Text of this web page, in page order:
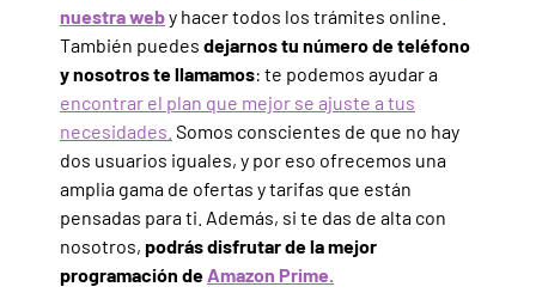
nuestra weby hacer todos los trámites online.
También puedes dejarnos tu número de teléfono
y nosotros te llamamos: te podemos ayudar a
encontrar el plan que mejor se ajuste a tus
necesidades. Somos conscientes de que no hay
dos usuarios iguales, y por eso ofrecemos una
amplia gama de ofertas y tarifas que están
pensadas para ti. Además, si te das de alta con
nosotros, podrás disfrutar de la mejor
programación de Amazon Prime.